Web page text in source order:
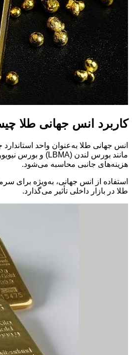
کاربرد انس جهانی طلا
انس جهانی طلا به‌عنوان واحد
هزینه‌های جانبی محاسبه می‌شود.
استفاده از انس جهانی، به‌ویژه برای
طلا در بازار داخلی تأثیر می‌گذارد.